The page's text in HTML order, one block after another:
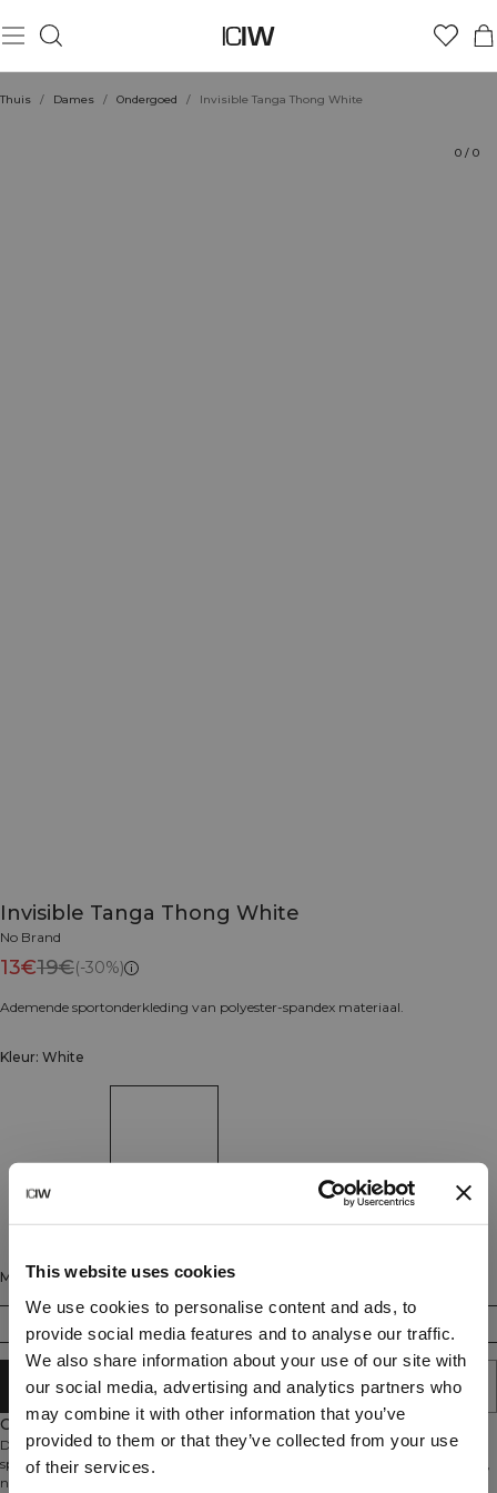
This website uses cookies
We use cookies to personalise content and ads, to
provide social media features and to analyse our traffic.
We also share information about your use of our site with
our social media, advertising and analytics partners who
may combine it with other information that you’ve
provided to them or that they’ve collected from your use
of their services.
Thuis / Dames / Ondergoed / Invisible Tanga Thong White
0 / 0
Invisible Tanga Thong White
No Brand
13€19€(-30%)
Ademende sportonderkleding van polyester-spandex materiaal.
Kleur: White
Maat
AAN WINKELWAGENTJE TOEVOEGEN
Omschrijving
Dit dunne, ademende onderkledingstuk is ontworpen om discreet onder je
sportkleding te dragen. De lichte stof voert vocht af en biedt een comfortabel,
nauwelijks merkbaar gevoel tijdens elke activiteit. Het elastische materiaal